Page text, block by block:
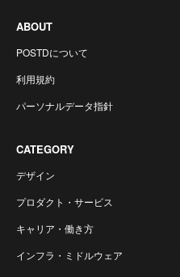
ABOUT
POSTDについて
利用規約
パーソナルデータ指針
CATEGORY
デザイン
プロダクト・サービス
キャリア・働き方
インフラ・ミドルウェア